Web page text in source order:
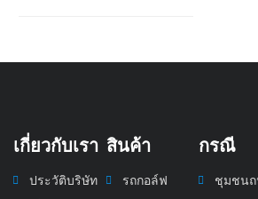
เกี่ยวกับเรา
ประวัติบริษัท
สินค้า
รถกอล์ฟ
กรณี
ชุมชน